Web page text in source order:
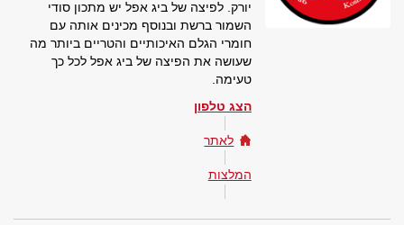
יורק. לפיצה של ביג אפל יש מתכון סודי
השמור ברשת ובנוסף מכינים אותה עם
חומרי הגלם האיכותיים והטריים ביותר מה
שעושה את הפיצה של ביג אפל לכל כך
טעימה.
הצג טלפון
לאתר
המלצות